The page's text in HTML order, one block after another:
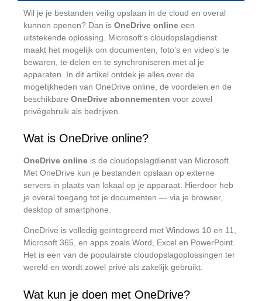
Wil je je bestanden veilig opslaan in de cloud en overal
kunnen openen? Dan is OneDrive online een
uitstekende oplossing. Microsoft’s cloudopslagdienst
maakt het mogelijk om documenten, foto’s en video’s te
bewaren, te delen en te synchroniseren met al je
apparaten. In dit artikel ontdek je alles over de
mogelijkheden van OneDrive online, de voordelen en de
beschikbare OneDrive abonnementen voor zowel
privégebruik als bedrijven.
Wat is OneDrive online?
OneDrive online is de cloudopslagdienst van Microsoft.
Met OneDrive kun je bestanden opslaan op externe
servers in plaats van lokaal op je apparaat. Hierdoor heb
je overal toegang tot je documenten — via je browser,
desktop of smartphone.
OneDrive is volledig geïntegreerd met Windows 10 en 11,
Microsoft 365, en apps zoals Word, Excel en PowerPoint.
Het is een van de populairste cloudopslagoplossingen ter
wereld en wordt zowel privé als zakelijk gebruikt.
Wat kun je doen met OneDrive?